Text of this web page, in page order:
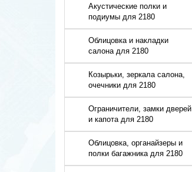
Акустические полки и
подиумы для 2180
Облицовка и накладки
салона для 2180
Козырьки, зеркала салона,
очечники для 2180
Ограничители, замки дверей
и капота для 2180
Облицовка, органайзеры и
полки багажника для 2180